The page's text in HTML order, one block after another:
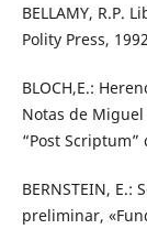
BELLAMY, R.P.
Polity Press,
BLOCH,E.:
Notas de
“Post
BERNSTEIN,
preliminar,